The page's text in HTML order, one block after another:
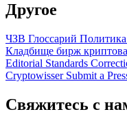
Другое
ЧЗВ Глоссарий
Кладбище бирж
Editorial Standards
Cryptowisser Submit a
Свяжитесь с